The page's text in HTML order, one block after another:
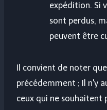
expédition. Si
sont perdus,
peuvent être
Il convient de noter
précédemment ; Il n'y
ceux qui ne souhaitent